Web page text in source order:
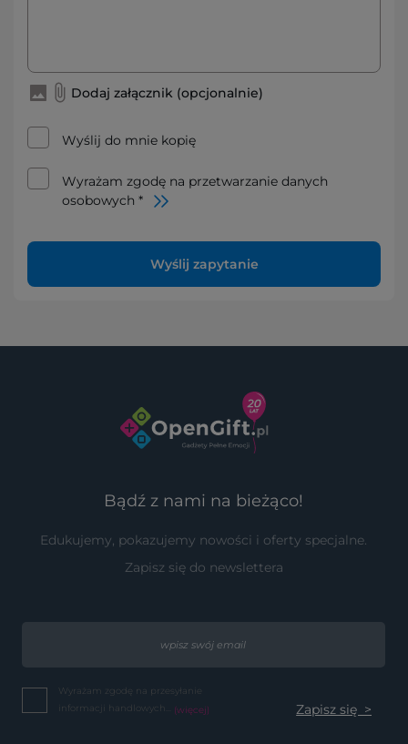
Dodaj załącznik (opcjonalnie)
Wyślij do mnie kopię
Wyrażam zgodę na przetwarzanie danych
osobowych *
Wyślij zapytanie
Bądź z nami na bieżąco!
Edukujemy, pokazujemy nowości i oferty specjalne.
Zapisz się do newslettera
Wyrażam zgodę na przesyłanie
informacji handlowych... (więcej)